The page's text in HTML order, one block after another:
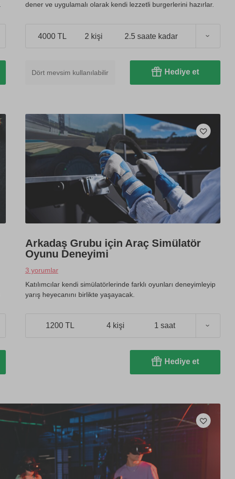
dener ve uygulamalı olarak kendi lezzetli burgerlerini hazırlar.
4000 TL 2 kişi 2.5 saate kadar
Dört mevsim kullanılabilir Hediye et
Arkadaş Grubu için Araç Simülatör
Oyunu Deneyimi
3 yorumlar
Katılımcılar kendi simülatörlerinde farklı oyunları deneyimleyip
yarış heyecanını birlikte yaşayacak.
1200 TL 4 kişi 1 saat
Hediye et